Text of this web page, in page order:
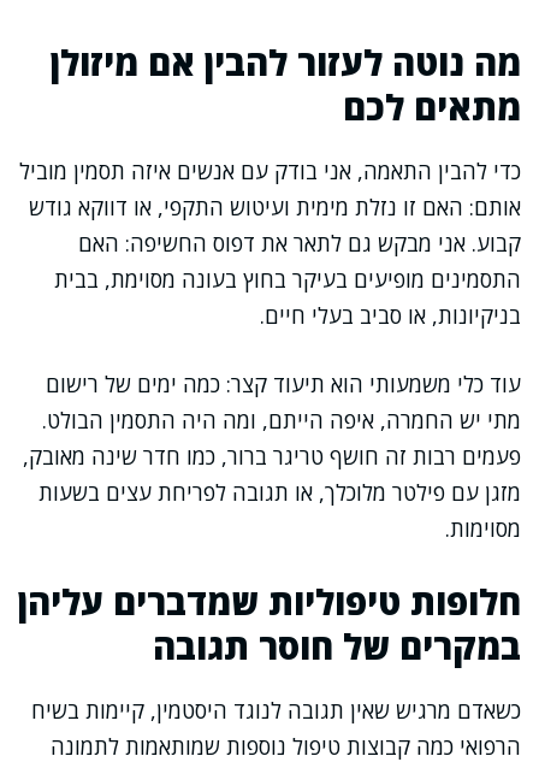
מה נוטה לעזור להבין אם מיזולן
מתאים לכם
כדי להבין התאמה, אני בודק עם אנשים איזה תסמין מוביל
אותם: האם זו נזלת מימית ועיטוש התקפי, או דווקא גודש
קבוע. אני מבקש גם לתאר את דפוס החשיפה: האם
התסמינים מופיעים בעיקר בחוץ בעונה מסוימת, בבית
בניקיונות, או סביב בעלי חיים.
עוד כלי משמעותי הוא תיעוד קצר: כמה ימים של רישום
מתי יש החמרה, איפה הייתם, ומה היה התסמין הבולט.
פעמים רבות זה חושף טריגר ברור, כמו חדר שינה מאובק,
מזגן עם פילטר מלוכלך, או תגובה לפריחת עצים בשעות
מסוימות.
חלופות טיפוליות שמדברים עליהן
במקרים של חוסר תגובה
כשאדם מרגיש שאין תגובה לנוגד היסטמין, קיימות בשיח
הרפואי כמה קבוצות טיפול נוספות שמותאמות לתמונה